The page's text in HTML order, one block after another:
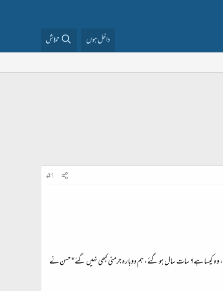
داخل ہوں تلاش
#1
وہ کیسا ہے؟ سات سال ہو گئے، ہم دوبارہ جرمنی کبھی نہیں گئے" حسن نے